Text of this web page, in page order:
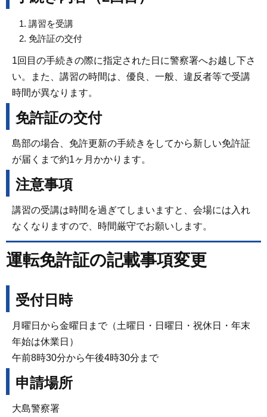
講習を受講
免許証の交付
1回目の手続きの際に指定された日に警察署へお越し下さ
い。また、講習の時間は、優良、一般、違反者等で受講
時間が異なります。
免許証の交付
島部の場合、免許更新の手続きをしてから新しい免許証
が届くまで約1ヶ月かかります。
注意事項
講習の受講は時間を過ぎてしまいますと、会場には入れ
なくなりますので、時間厳守でお願いします。
運転免許証の記載事項変更
受付日時
月曜日から金曜日まで（土曜日・日曜日・祝休日・年末
年始は休業日）
午前8時30分から午後4時30分まで
申請場所
大島警察署